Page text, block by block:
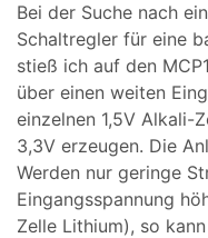
Bei der Suche nach
Schaltregler für eine
stieß ich auf den
über einen weiten
einzelnen 1,5V Alkali-
3,3V erzeugen. Die
Werden nur geringe
Eingangsspannung
Zelle Lithium), so